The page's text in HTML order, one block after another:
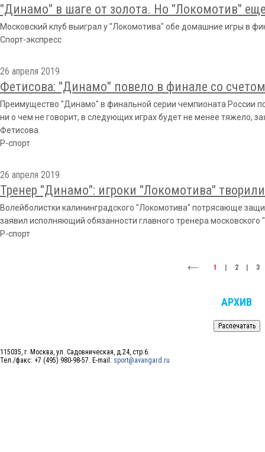
"Динамо" в шаге от золота. Но "Локомотив"
Московский клуб выиграл у "Локомотива" обе домашние игры в
Спорт-экспресс
26 апреля 2019
Фетисова: "Динамо" повело в финале со
Преимущество "Динамо" в финальной серии чемпионата России
ни о чем не говорит, в следующих играх будет не менее тяжело,
Фетисова.
Р-спорт
26 апреля 2019
Тренер "Динамо": игроки "Локомотива"
Волейболистки калининградского "Локомотива" потрясающе
заявил исполняющий обязанности главного тренера
Р-спорт
1 2 3
АРХИВ
115035, г. Москва, ул. Садовническая, д.24, стр.6.
Тел./факс: +7 (495) 980-98-57. E-mail: sport@avangard.ru